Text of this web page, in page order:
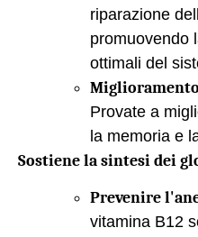
riparazione
promuovendo
ottimali del
Provate a
la memoria e
Sostiene la sintesi dei
Prevenire
vitamina B12